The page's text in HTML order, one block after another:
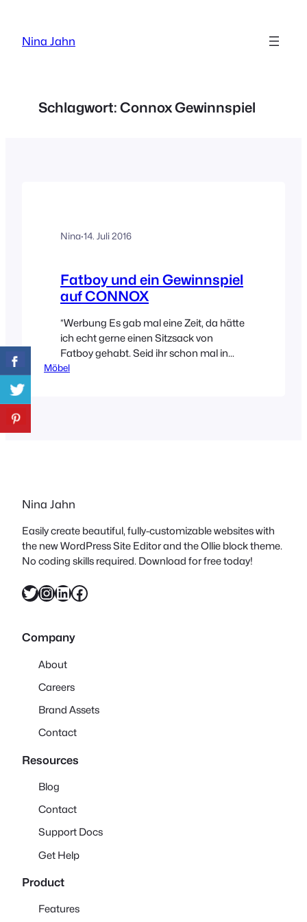
springen
Nina Jahn
Schlagwort: Connox Gewinnspiel
Nina·14. Juli 2016
Fatboy und ein Gewinnspiel
auf CONNOX
*Werbung Es gab mal eine Zeit, da hätte
ich echt gerne einen Sitzsack von
Fatboy gehabt. Seid ihr schon mal in
einem gesessen? Ich fand die
Möbel
Nina Jahn
Easily create beautiful, fully-customizable websites with
the new WordPress Site Editor and the Ollie block theme.
No coding skills required. Download for free today!
Twitter InstagramLinkedIn Facebook
Company
About
Careers
Brand Assets
Contact
Resources
Blog
Contact
Support Docs
Get Help
Product
Features